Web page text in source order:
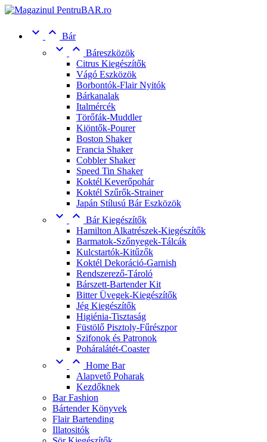
  Bár
  Báreszközök
Citrus Kiegészítők
Vágó Eszközök
Borbontók-Flair Nyitók
Bárkanalak
Italmércék
Törőfák-Muddler
Kiöntők-Pourer
Boston Shaker
Francia Shaker
Cobbler Shaker
Speed Tin Shaker
Koktél Keverőpohár
Koktél Szűrők-Strainer
Japán Stílusú Bár Eszközök
  Bár Kiegészítők
Hamilton Alkatrészek-Kiegészítők
Barmatok-Szőnyegek-Tálcák
Kulcstartók-Kitűzők
Koktél Dekoráció-Garnish
Rendszerező-Tároló
Bárszett-Bartender Kit
Bitter Üvegek-Kiegészítők
Jég Kiegészítők
Higiénia-Tisztaság
Füstölő Pisztoly-Fűrészpor
Szifonok és Patronok
Poháralátét-Coaster
  Home Bar
Alapvető Poharak
Kezdőknek
Bar Fashion
Bártender Könyvek
Flair Bartending
Illatositók